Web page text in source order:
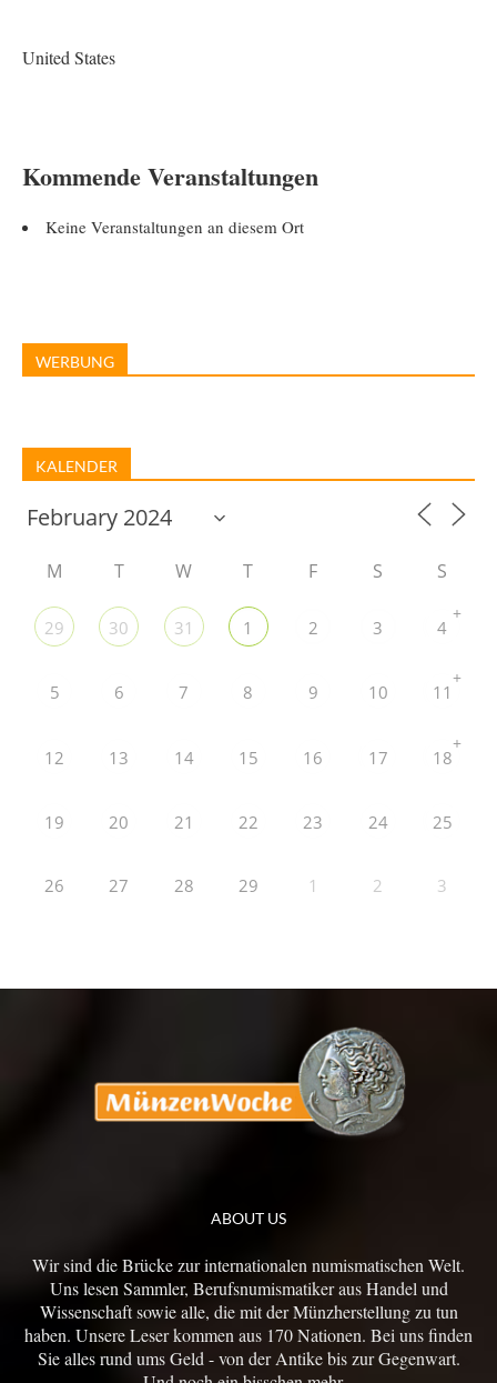
United States
Kommende Veranstaltungen
Keine Veranstaltungen an diesem Ort
WERBUNG
KALENDER
M T W T F S S
29 30 31 1 2 3 4
+
5 6 7 8 9 10 11
+
12 13 14 15 16 17 18
+
19 20 21 22 23 24 25
26 27 28 29 1 2 3
ABOUT US
Wir sind die Brücke zur internationalen numismatischen Welt.
Uns lesen Sammler, Berufsnumismatiker aus Handel und
Wissenschaft sowie alle, die mit der Münzherstellung zu tun
haben. Unsere Leser kommen aus 170 Nationen. Bei uns finden
Sie alles rund ums Geld - von der Antike bis zur Gegenwart.